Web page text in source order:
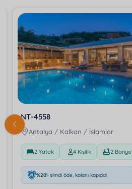
NT-4558
Antalya / Kalkan / İslamlar
2 Yatak 4 Kişilik 2 Banyo
%20'ı şimdi öde, kalanı kapıda!